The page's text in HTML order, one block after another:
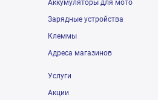
Аккумуляторы для мото
Зарядные устройства
Клеммы
Адреса магазинов
Услуги
Акции